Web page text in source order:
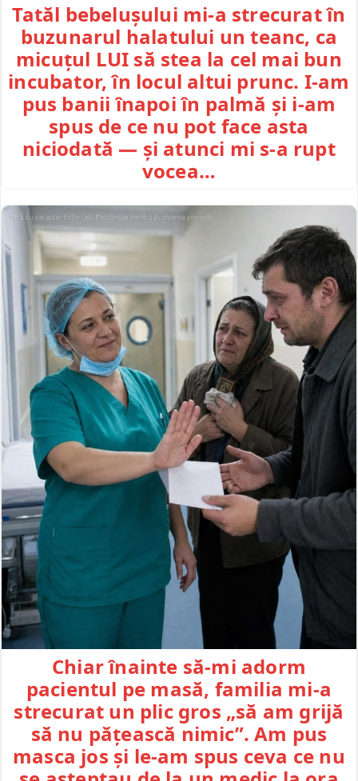
Tatăl bebelușului mi-a strecurat în
buzunarul halatului un teanc, ca
micuțul LUI să stea la cel mai bun
incubator, în locul altui prunc. I-am
pus banii înapoi în palmă și i-am
spus de ce nu pot face asta
niciodată — și atunci mi s-a rupt
vocea…
Chiar înainte să-mi adorm
pacientul pe masă, familia mi-a
strecurat un plic gros „să am grijă
să nu pățească nimic”. Am pus
masca jos și le-am spus ceva ce nu